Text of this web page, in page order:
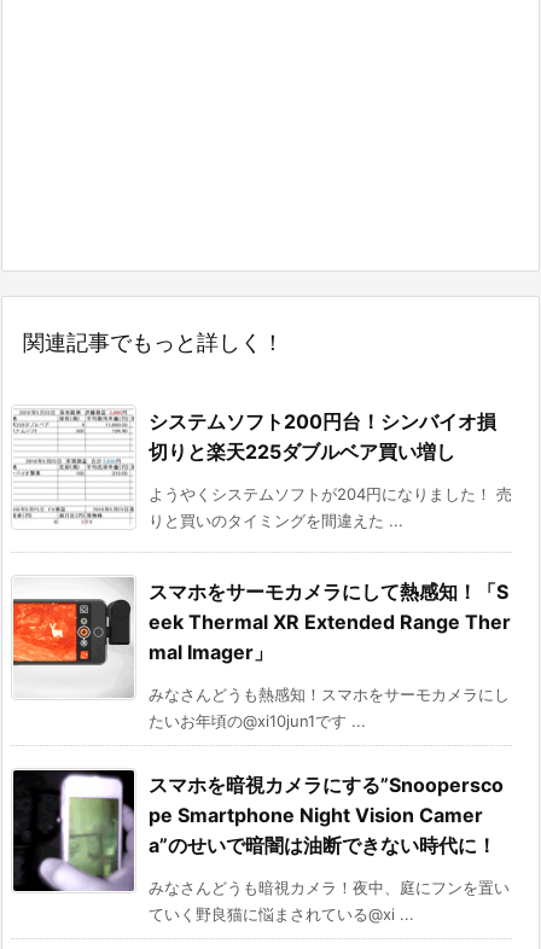
関連記事でもっと詳しく！
システムソフト200円台！シンバイオ損
切りと楽天225ダブルベア買い増し
ようやくシステムソフトが204円になりました！ 売
りと買いのタイミングを間違えた ...
スマホをサーモカメラにして熱感知！「S
eek Thermal XR Extended Range Ther
mal Imager」
みなさんどうも熱感知！スマホをサーモカメラにし
たいお年頃の@xi10jun1です ...
スマホを暗視カメラにする”Snoopersco
pe Smartphone Night Vision Camer
a”のせいで暗闇は油断できない時代に！
みなさんどうも暗視カメラ！夜中、庭にフンを置い
ていく野良猫に悩まされている@xi ...